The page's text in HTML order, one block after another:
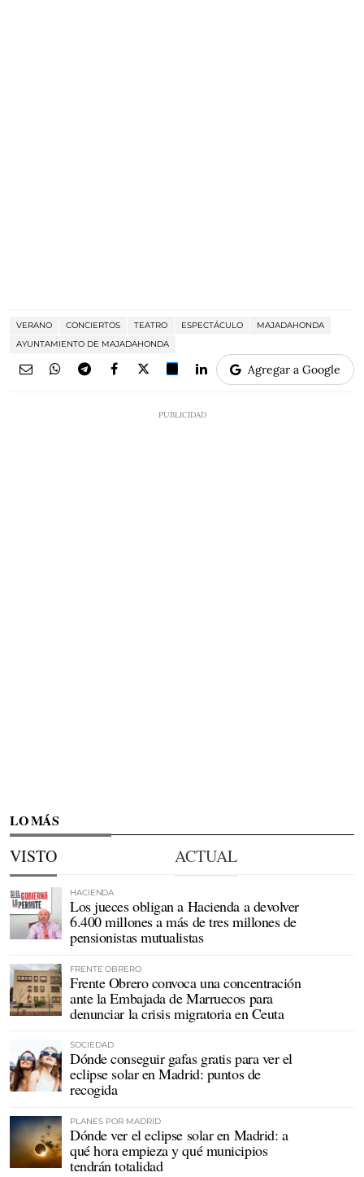
VERANO CONCIERTOS TEATRO ESPECTÁCULO
MAJADAHONDA
AYUNTAMIENTO DE MAJADAHONDA
Agregar a Google
LO MÁS
VISTO ACTUAL
HACIENDA
Los jueces obligan a Hacienda a devolver
6.400 millones a más de tres millones de
pensionistas mutualistas
FRENTE OBRERO
Frente Obrero convoca una concentración
ante la Embajada de Marruecos para
denunciar la crisis migratoria en Ceuta
SOCIEDAD
Dónde conseguir gafas gratis para ver el
eclipse solar en Madrid: puntos de
recogida
PLANES POR MADRID
Dónde ver el eclipse solar en Madrid: a
qué hora empieza y qué municipios
tendrán totalidad